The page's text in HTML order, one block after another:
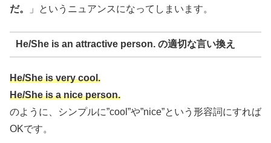
だ。
」というニュアンスになってしまいます。
He/She is an attractive person. の適切な言い換え
He/She is very cool.
He/She is a nice person.
のように、シンプルに”cool”や”nice”という形容詞にすれば
OKです。